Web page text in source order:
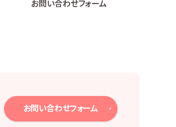
お問い合わせフォーム
お問い合わせフォーム